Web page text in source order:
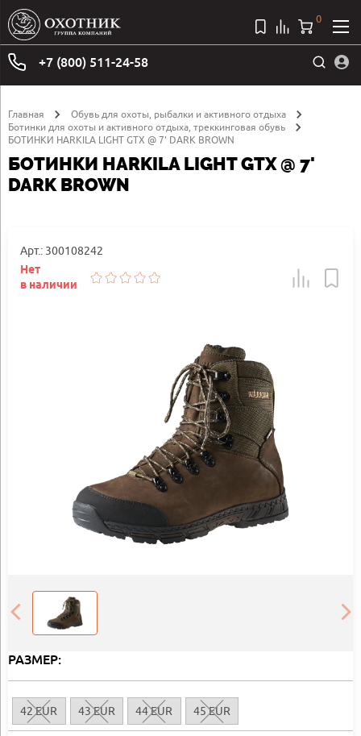
+7 (800) 511-24-58
0
Главная
Обувь для охоты, рыбалки и активного отдыха
Ботинки для охоты и активного отдыха, треккинговая обувь
БОТИНКИ HARKILA LIGHT GTX @ 7' DARK BROWN
БОТИНКИ HARKILA LIGHT GTX @ 7'
DARK BROWN
Арт.: 300108242
Нет
в наличии
РАЗМЕР:
42 EUR 43 EUR 44 EUR 45 EUR